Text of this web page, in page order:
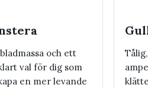
och ett
val för dig som
en mer levande